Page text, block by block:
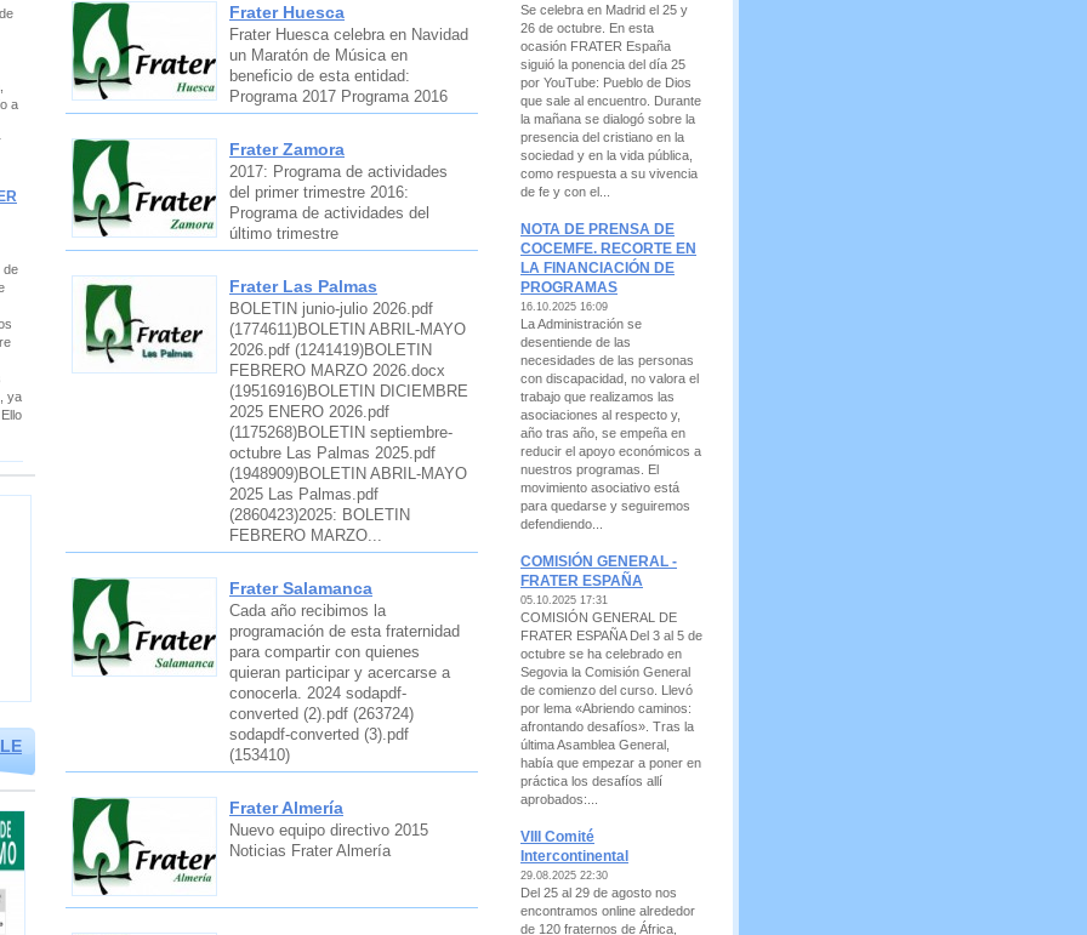
Frater Huesca
Frater Huesca celebra en Navidad
un Maratón de Música en
beneficio de esta entidad:
Programa 2017 Programa 2016
Frater Zamora
2017: Programa de actividades
del primer trimestre 2016:
Programa de actividades del
último trimestre
Frater Las Palmas
BOLETIN junio-julio 2026.pdf
(1774611)BOLETIN ABRIL-MAYO
2026.pdf (1241419)BOLETIN
FEBRERO MARZO 2026.docx
(19516916)BOLETIN DICIEMBRE
2025 ENERO 2026.pdf
(1175268)BOLETIN septiembre-
octubre Las Palmas 2025.pdf
(1948909)BOLETIN ABRIL-MAYO
2025 Las Palmas.pdf
(2860423)2025: BOLETIN
FEBRERO MARZO...
Frater Salamanca
Cada año recibimos la
programación de esta fraternidad
para compartir con quienes
quieran participar y acercarse a
conocerla. 2024 sodapdf-
converted (2).pdf (263724)
sodapdf-converted (3).pdf
(153410)
Frater Almería
Nuevo equipo directivo 2015
Noticias Frater Almería
Se celebra en Madrid el 25 y
26 de octubre. En esta
ocasión FRATER España
siguió la ponencia del día 25
por YouTube: Pueblo de Dios
que sale al encuentro. Durante
la mañana se dialogó sobre la
presencia del cristiano en la
sociedad y en la vida pública,
como respuesta a su vivencia
de fe y con el...
NOTA DE PRENSA DE
COCEMFE. RECORTE EN
LA FINANCIACIÓN DE
PROGRAMAS
16.10.2025 16:09
La Administración se
desentiende de las
necesidades de las personas
con discapacidad, no valora el
trabajo que realizamos las
asociaciones al respecto y,
año tras año, se empeña en
reducir el apoyo económicos a
nuestros programas. El
movimiento asociativo está
para quedarse y seguiremos
defendiendo...
COMISIÓN GENERAL -
FRATER ESPAÑA
05.10.2025 17:31
COMISIÓN GENERAL DE
FRATER ESPAÑA Del 3 al 5 de
octubre se ha celebrado en
Segovia la Comisión General
de comienzo del curso. Llevó
por lema «Abriendo caminos:
afrontando desafíos». Tras la
última Asamblea General,
había que empezar a poner en
práctica los desafíos allí
aprobados:...
VIII Comité
Intercontinental
29.08.2025 22:30
Del 25 al 29 de agosto nos
encontramos online alrededor
de 120 fraternos de África,
a
de
ya